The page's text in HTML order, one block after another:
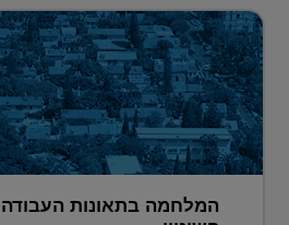
המלחמה בתאונות העבודה